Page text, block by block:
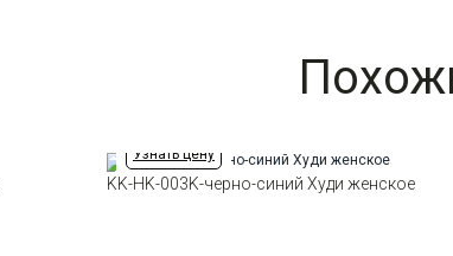
Узнать цену
KK-HK-003K-черно-синий Худи женское